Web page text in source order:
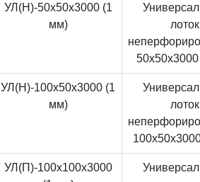
УЛ(Н)-50x50x3000 (1
мм)
лоток
УЛ(Н)-100x50x3000 (1
мм)
лоток
УЛ(П)-100x100x3000